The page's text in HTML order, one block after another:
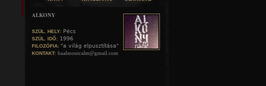
ALKONY
SZÜL. HELY: Pécs
SZÜL. IDŐ: 1996
FILOZÓFIA: "a világ elpusztítása"
KONTAKT: baalmontcalm@gmail.com